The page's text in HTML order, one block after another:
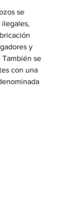
se
ilegales,
y
se
con una